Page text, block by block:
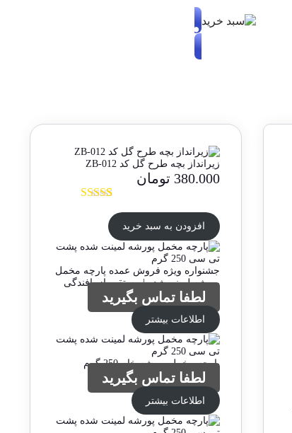
زیرانداز بچه طرح گل کد ZB-012
380.000 تومان
5.00
امتیازدهی
مشتری
افزودن به سبد خرید
جشنواره ویژه فروش عمده پارچه مخمل
پورشه لمینت‌شده | مستقیم از بافندگی
لطفا تماس بگیرید
اطلاعات بیشتر
پارچه مخمل پورشه خام 250 گرم
لطفا تماس بگیرید
اطلاعات بیشتر